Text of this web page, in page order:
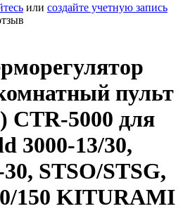
или создайте учетную запись
пульт
CTR-5000 для
3000-13/30,
STSO/STSG,
150 KITURAMI